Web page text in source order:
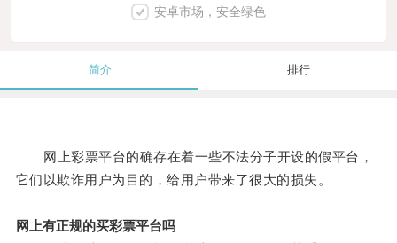
安卓市场，安全绿色
简介 排行
网上彩票平台的确存在着一些不法分子开设的假平台，
它们以欺诈用户为目的，给用户带来了很大的损失。
网上有正规的买彩票平台吗